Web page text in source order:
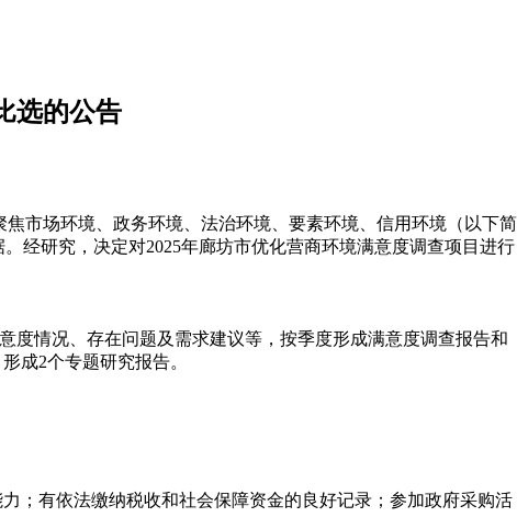
选的公告
市场环境、政务环境、法治环境、要素环境、信用环境（以下简
经研究，决定对2025年廊坊市优化营商环境满意度调查项目进行
度情况、存在问题及需求建议等，按季度形成满意度调查报告和
成2个专题研究报告。
；有依法缴纳税收和社会保障资金的良好记录；参加政府采购活